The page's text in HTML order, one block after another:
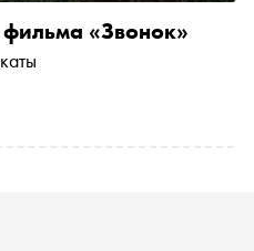
«Звонок»